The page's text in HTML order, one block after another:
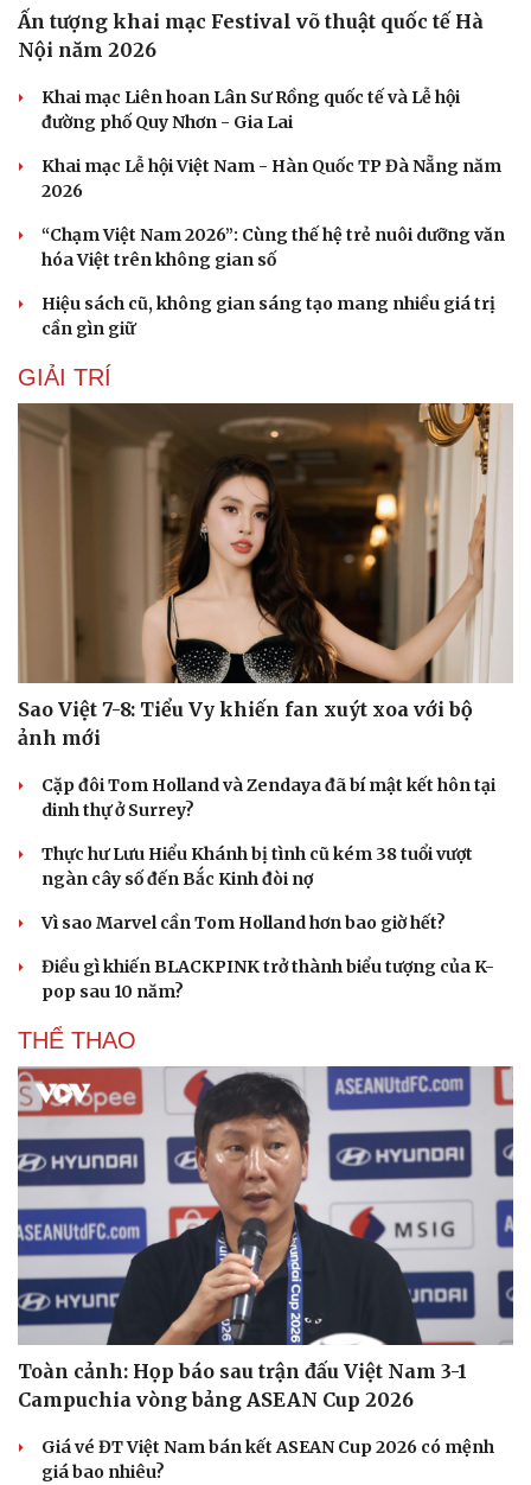
Săn Tour
check-in
Câu chuyện thời sự
Hạt giống tâm hồn
Ấn tượng khai mạc Festival võ thuật quốc tế Hà
Nội năm 2026
Khai mạc Liên hoan Lân Sư Rồng quốc tế và Lễ hội
đường phố Quy Nhơn - Gia Lai
Khai mạc Lễ hội Việt Nam - Hàn Quốc TP Đà Nẵng năm
2026
“Chạm Việt Nam 2026”: Cùng thế hệ trẻ nuôi dưỡng văn
hóa Việt trên không gian số
Hiệu sách cũ, không gian sáng tạo mang nhiều giá trị
cần gìn giữ
GIẢI TRÍ
Sao Việt 7-8: Tiểu Vy khiến fan xuýt xoa với bộ
ảnh mới
Cặp đôi Tom Holland và Zendaya đã bí mật kết hôn tại
dinh thự ở Surrey?
Thực hư Lưu Hiểu Khánh bị tình cũ kém 38 tuổi vượt
ngàn cây số đến Bắc Kinh đòi nợ
Vì sao Marvel cần Tom Holland hơn bao giờ hết?
Điều gì khiến BLACKPINK trở thành biểu tượng của K-
pop sau 10 năm?
THỂ THAO
Toàn cảnh: Họp báo sau trận đấu Việt Nam 3-1
Campuchia vòng bảng ASEAN Cup 2026
Giá vé ĐT Việt Nam bán kết ASEAN Cup 2026 có mệnh
giá bao nhiêu?